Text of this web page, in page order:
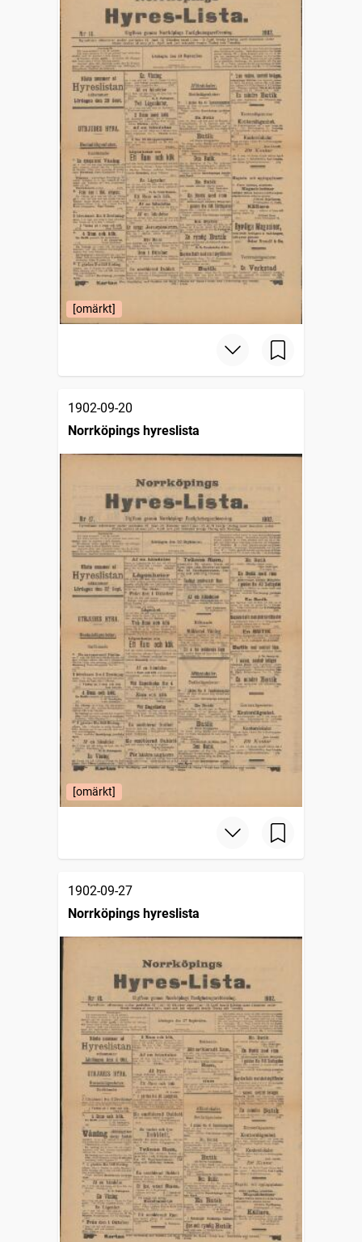
[omärkt]
1902-09-20
Norrköpings hyreslista
[omärkt]
1902-09-27
Norrköpings hyreslista